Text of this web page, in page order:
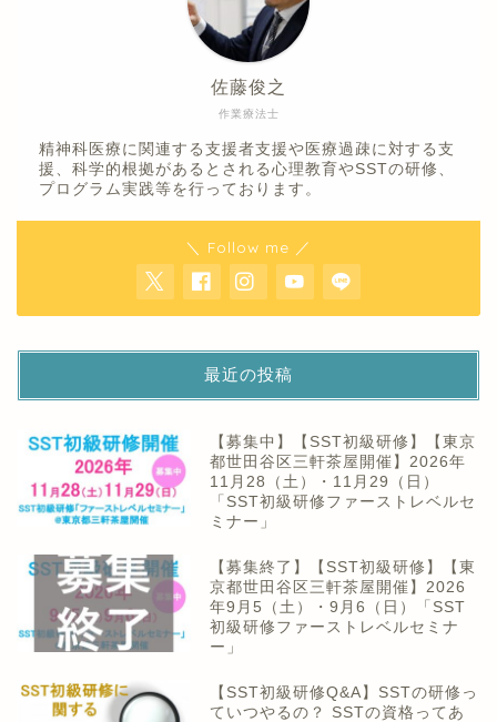
作業療法士
佐藤俊之
精神科医療に関連する支援者支援や医療過疎に対する支
援、科学的根拠があるとされる心理教育やSSTの研修、
プログラム実践等を行っております。
＼ Follow me ／
最近の投稿
【募集中】【SST初級研修】【東京
都世田谷区三軒茶屋開催】2026年
11月28（土）・11月29（日）
「SST初級研修ファーストレベルセ
ミナー」
【募集終了】【SST初級研修】【東
京都世田谷区三軒茶屋開催】2026
年9月5（土）・9月6（日）「SST
初級研修ファーストレベルセミナ
ー」
【SST初級研修Q&A】SSTの研修っ
ていつやるの？ SSTの資格ってあ